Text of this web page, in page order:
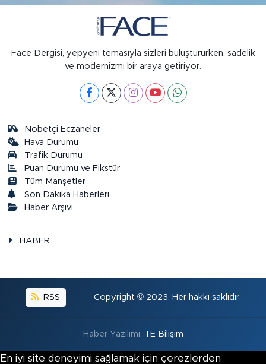
Face Dergisi, yepyeni temasıyla sizleri buluştururken, sadelik
ve modernizmi bir araya getiriyor.
Nöbetçi Eczaneler
Hava Durumu
Trafik Durumu
Puan Durumu ve Fikstür
Tüm Manşetler
Son Dakika Haberleri
Haber Arşivi
HABER
RSS Copyright © 2023. Her hakkı saklıdır.
Haber Yazılımı: TE Bilişim
En iyi site deneyimi sağlamak için çerezlerden